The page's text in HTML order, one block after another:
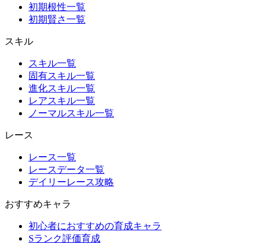
初期根性一覧
初期賢さ一覧
スキル
スキル一覧
固有スキル一覧
進化スキル一覧
レアスキル一覧
ノーマルスキル一覧
レース
レース一覧
レースデータ一覧
デイリーレース攻略
おすすめキャラ
初心者におすすめの育成キャラ
Sランク評価育成